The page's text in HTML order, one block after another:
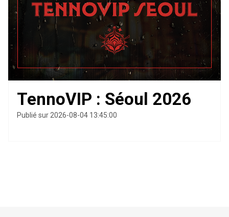
TennoVIP : Séoul 2026
Publié sur 2026-08-04 13:45:00